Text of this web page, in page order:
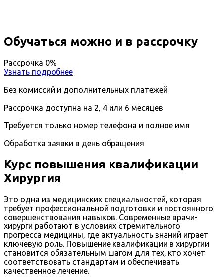
Обучаться можно и в рассрочку
Рассрочка 0%
Узнать подробнее
Без комиссий и дополнительных платежей
Рассрочка доступна на 2, 4 или 6 месяцев
Требуется только номер телефона и полное имя
Обработка заявки в день обращения
Курс повышения квалификации
Хирургия
Это одна из медицинских специальностей, которая
требует профессиональной подготовки и постоянного
совершенствования навыков. Современные врачи-
хирурги работают в условиях стремительного
прогресса медицины, где актуальность знаний играет
ключевую роль. Повышение квалификации в хирургии
становится обязательным шагом для тех, кто хочет
соответствовать стандартам и обеспечивать
качественное лечение.